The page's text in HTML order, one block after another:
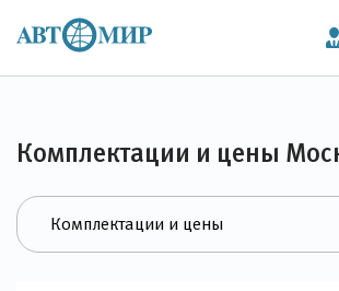
Комплектации и цены